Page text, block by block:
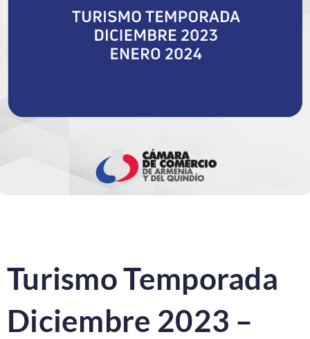
Turismo Temporada
Diciembre 2023 –